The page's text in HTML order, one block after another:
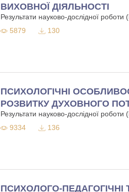
ВИХОВНОЇ ДІЯЛЬНОСТІ
Результати науково-дослідної роботи
5879
130
ПСИХОЛОГІЧНІ
РОЗВИТКУ ДУХОВНОГО
Результати науково-дослідної роботи
9334
136
ПСИХОЛОГО-ПЕДАГОГІЧНІ